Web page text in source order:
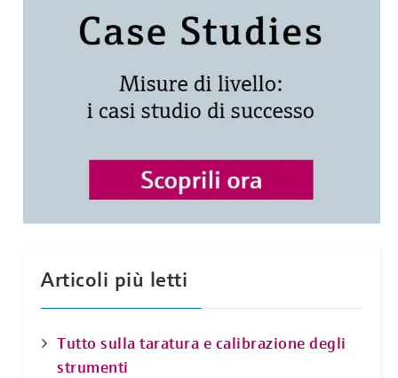
Articoli più letti
Tutto sulla taratura e calibrazione degli
strumenti